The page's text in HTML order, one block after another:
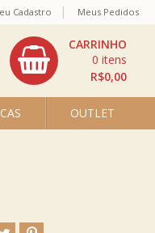
Cadastro Meus Pedidos
OUTLET
R$0,00
0